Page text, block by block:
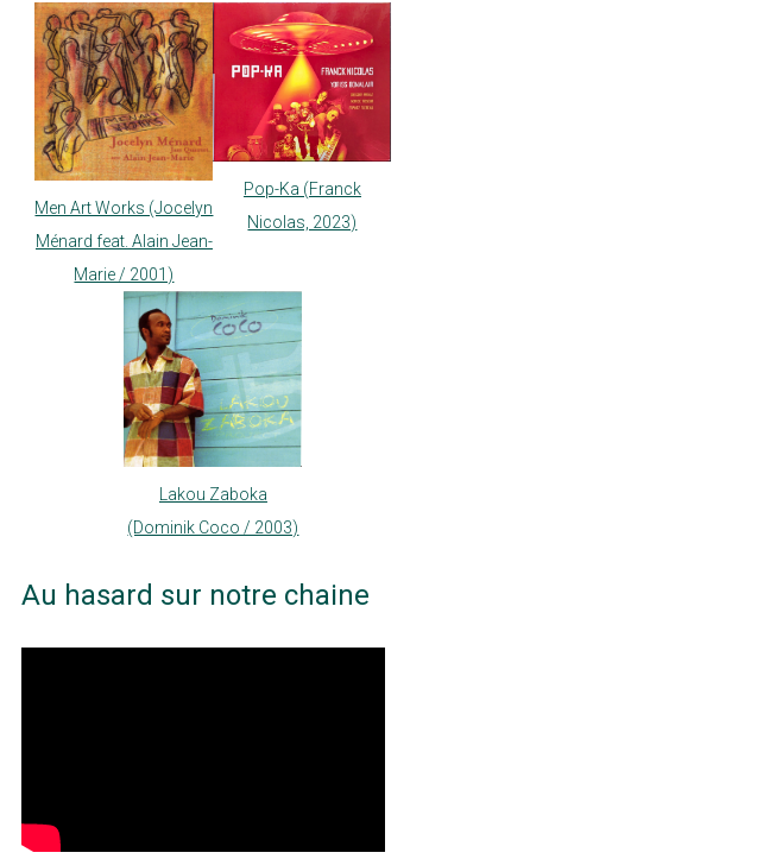
Men Art Works (Jocelyn
Ménard feat. Alain Jean-
Marie / 2001)
Pop-Ka (Franck
Nicolas, 2023)
Lakou Zaboka
(Dominik Coco / 2003)
Au hasard sur notre chaine